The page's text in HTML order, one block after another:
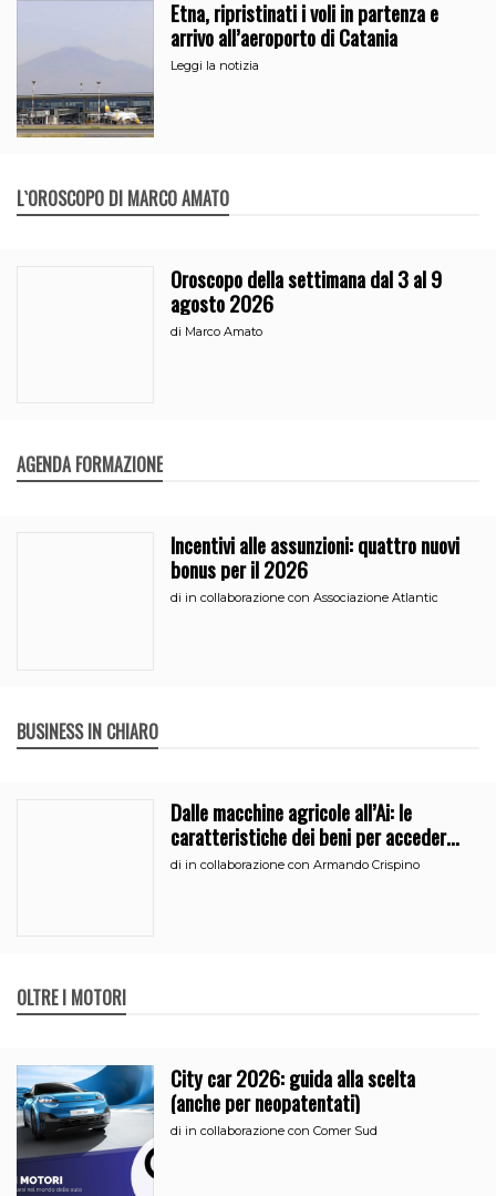
Etna, ripristinati i voli in partenza e
arrivo all’aeroporto di Catania
Leggi la notizia
L`OROSCOPO DI MARCO AMATO
Oroscopo della settimana dal 3 al 9
agosto 2026
di Marco Amato
AGENDA FORMAZIONE
Incentivi alle assunzioni: quattro nuovi
bonus per il 2026
di in collaborazione con Associazione Atlantic
BUSINESS IN CHIARO
Dalle macchine agricole all’Ai: le
caratteristiche dei beni per accedere
all’iperammortamento
di in collaborazione con Armando Crispino
OLTRE I MOTORI
City car 2026: guida alla scelta
(anche per neopatentati)
di in collaborazione con Comer Sud